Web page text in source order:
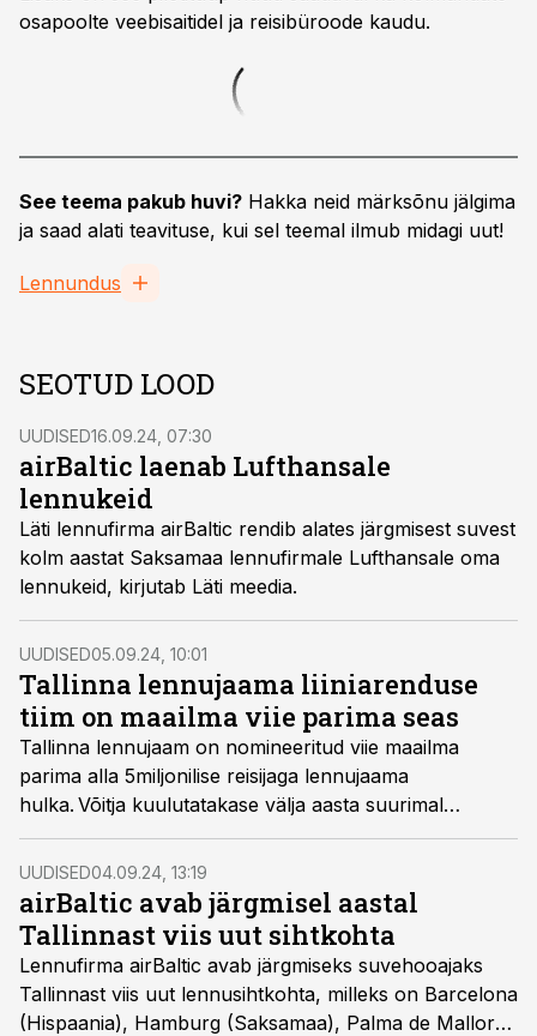
osapoolte veebisaitidel ja reisibüroode kaudu.
See teema pakub huvi? Hakka neid märksõnu jälgima
ja saad alati teavituse, kui sel teemal ilmub midagi uut!
Lennundus
SEOTUD LOOD
UUDISED16.09.24, 07:30
airBaltic laenab Lufthansale
lennukeid
Läti lennufirma airBaltic rendib alates järgmisest suvest
kolm aastat Saksamaa lennufirmale Lufthansale oma
lennukeid, kirjutab Läti meedia.
UUDISED05.09.24, 10:01
Tallinna lennujaama liiniarenduse
tiim on maailma viie parima seas
Tallinna lennujaam on nomineeritud viie maailma
parima alla 5miljonilise reisijaga lennujaama
hulka. Võitja kuulutatakase välja aasta suurimal
lennujaamade ja -firmade liiniarendajate kohtumisel
Routes World, mis sel aastal toimub 7. oktoobril
Bahreinis.
UUDISED04.09.24, 13:19
airBaltic avab järgmisel aastal
Tallinnast viis uut sihtkohta
Lennufirma airBaltic avab järgmiseks suvehooajaks
Tallinnast viis uut lennusihtkohta, milleks on Barcelona
(Hispaania), Hamburg (Saksamaa), Palma de Mallorca